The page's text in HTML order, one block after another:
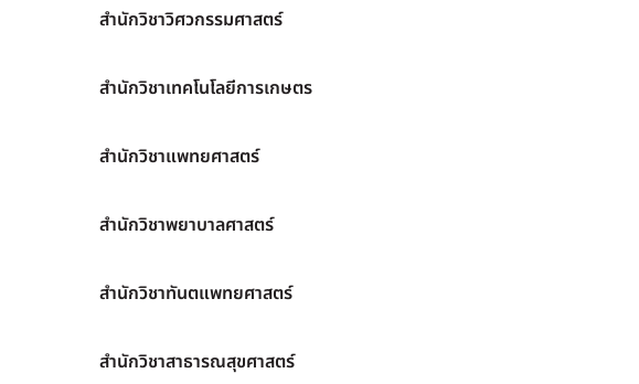
สำนักวิชาวิศวกรรมศาสตร์
สำนักวิชาเทคโนโลยีการเกษตร
สำนักวิชาแพทยศาสตร์
สำนักวิชาพยาบาลศาสตร์
สำนักวิชาทันตแพทยศาสตร์
สำนักวิชาสาธารณสุขศาสตร์